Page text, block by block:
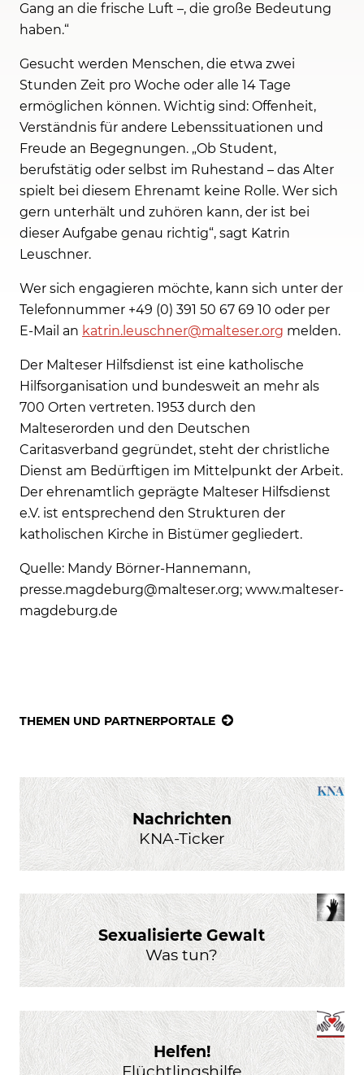
Gang an die frische Luft –, die große Bedeutung
haben.“
Gesucht werden Menschen, die etwa zwei
Stunden Zeit pro Woche oder alle 14 Tage
ermöglichen können. Wichtig sind: Offenheit,
Verständnis für andere Lebenssituationen und
Freude an Begegnungen. „Ob Student,
berufstätig oder selbst im Ruhestand – das Alter
spielt bei diesem Ehrenamt keine Rolle. Wer sich
gern unterhält und zuhören kann, der ist bei
dieser Aufgabe genau richtig“, sagt Katrin
Leuschner.
Wer sich engagieren möchte, kann sich unter der
Telefonnummer +49 (0) 391 50 67 69 10 oder per
E-Mail an katrin.leuschner@malteser.org melden.
Der Malteser Hilfsdienst ist eine katholische
Hilfsorganisation und bundesweit an mehr als
700 Orten vertreten. 1953 durch den
Malteserorden und den Deutschen
Caritasverband gegründet, steht der christliche
Dienst am Bedürftigen im Mittelpunkt der Arbeit.
Der ehrenamtlich geprägte Malteser Hilfsdienst
e.V. ist entsprechend den Strukturen der
katholischen Kirche in Bistümer gegliedert.
Quelle: Mandy Börner-Hannemann,
presse.magdeburg@malteser.org; www.malteser-
magdeburg.de
THEMEN UND PARTNERPORTALE
Nachrichten
KNA-Ticker
Sexualisierte Gewalt
Was tun?
Helfen!
Flüchtlingshilfe